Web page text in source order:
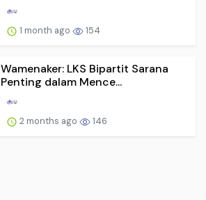
1 month ago 154
Wamenaker: LKS Bipartit Sarana
Penting dalam Mence...
2 months ago 146